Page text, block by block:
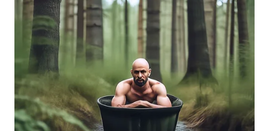
WN
SUBANG
SUKABUMI
WN
PURWAKARTA